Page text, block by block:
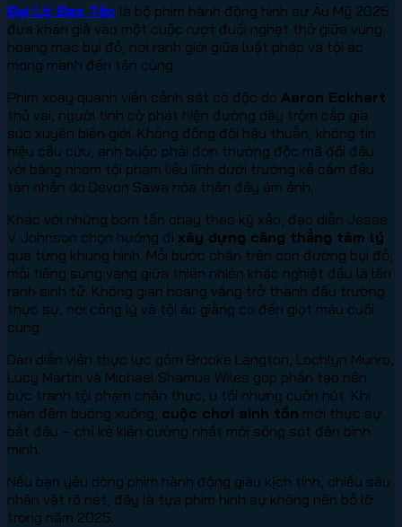
Đại Lộ Đạo Tặc là bộ phim hành động hình sự Âu Mỹ 2025
đưa khán giả vào một cuộc rượt đuổi nghẹt thở giữa vùng
hoang mạc bụi đỏ, nơi ranh giới giữa luật pháp và tội ác
mong manh đến tận cùng.
Phim xoay quanh viên cảnh sát cô độc do Aaron Eckhart
thủ vai, người tình cờ phát hiện đường dây trộm cắp gia
súc xuyên biên giới. Không đồng đội hậu thuẫn, không tín
hiệu cầu cứu, anh buộc phải đơn thương độc mã đối đầu
với băng nhóm tội phạm liều lĩnh dưới trướng kẻ cầm đầu
tàn nhẫn do Devon Sawa hóa thân đầy ám ảnh.
Khác với những bom tấn chạy theo kỹ xảo, đạo diễn Jesse
V. Johnson chọn hướng đi xây dựng căng thẳng tâm lý
qua từng khung hình. Mỗi bước chân trên con đường bụi đỏ,
mỗi tiếng súng vang giữa thiên nhiên khắc nghiệt đều là lằn
ranh sinh tử. Không gian hoang vắng trở thành đấu trường
thực sự, nơi công lý và tội ác giằng co đến giọt máu cuối
cùng.
Dàn diễn viên thực lực gồm Brooke Langton, Lochlyn Munro,
Lucy Martin và Michael Shamus Wiles góp phần tạo nên
bức tranh tội phạm chân thực, u tối nhưng cuốn hút. Khi
màn đêm buông xuống, cuộc chơi sinh tồn mới thực sự
bắt đầu – chỉ kẻ kiên cường nhất mới sống sót đến bình
minh.
Nếu bạn yêu dòng phim hành động giàu kịch tính, chiều sâu
nhân vật rõ nét, đây là tựa phim hình sự không nên bỏ lỡ
trong năm 2025.